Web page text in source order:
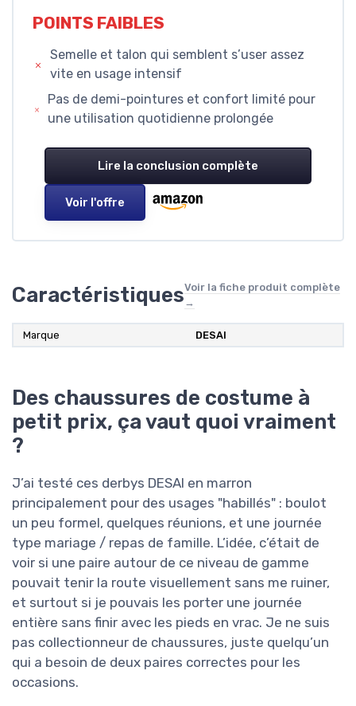
POINTS FAIBLES
Semelle et talon qui semblent s’user assez
vite en usage intensif
Pas de demi-pointures et confort limité pour
une utilisation quotidienne prolongée
Lire la conclusion complète
Voir l'offre
CaractéristiquesVoir la fiche produit complète
→
Marque DESAI
Des chaussures de costume à
petit prix, ça vaut quoi vraiment
?
J’ai testé ces derbys DESAI en marron
principalement pour des usages "habillés" : boulot
un peu formel, quelques réunions, et une journée
type mariage / repas de famille. L’idée, c’était de
voir si une paire autour de ce niveau de gamme
pouvait tenir la route visuellement sans me ruiner,
et surtout si je pouvais les porter une journée
entière sans finir avec les pieds en vrac. Je ne suis
pas collectionneur de chaussures, juste quelqu’un
qui a besoin de deux paires correctes pour les
occasions.